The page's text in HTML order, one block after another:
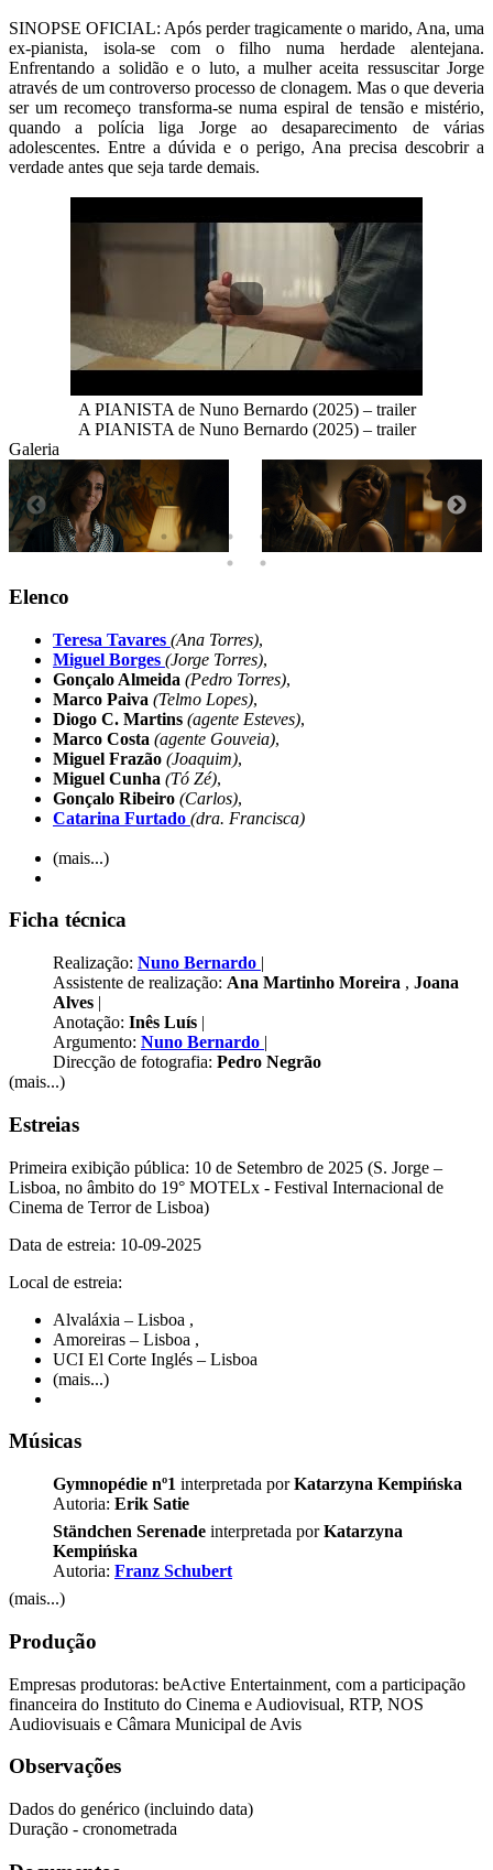
SINOPSE OFICIAL: Após perder tragicamente o marido, Ana, uma
ex-pianista, isola-se com o filho numa herdade alentejana.
Enfrentando a solidão e o luto, a mulher aceita ressuscitar Jorge
através de um controverso processo de clonagem. Mas o que deveria
ser um recomeço transforma-se numa espiral de tensão e mistério,
quando a polícia liga Jorge ao desaparecimento de várias
adolescentes. Entre a dúvida e o perigo, Ana precisa descobrir a
verdade antes que seja tarde demais.
A PIANISTA de Nuno Bernardo (2025) – trailer
A PIANISTA de Nuno Bernardo (2025) – trailer
Galeria
Elenco
Teresa Tavares (Ana Torres),
Miguel Borges (Jorge Torres),
Gonçalo Almeida (Pedro Torres),
Marco Paiva (Telmo Lopes),
Diogo C. Martins (agente Esteves),
Marco Costa (agente Gouveia),
Miguel Frazão (Joaquim),
Miguel Cunha (Tó Zé),
Gonçalo Ribeiro (Carlos),
Catarina Furtado (dra. Francisca)
(mais...)
Ficha técnica
Realização: Nuno Bernardo |
Assistente de realização: Ana Martinho Moreira , Joana
Alves |
Anotação: Inês Luís |
Argumento: Nuno Bernardo |
Direcção de fotografia: Pedro Negrão
(mais...)
Estreias
Primeira exibição pública: 10 de Setembro de 2025 (S. Jorge –
Lisboa, no âmbito do 19° MOTELx - Festival Internacional de
Cinema de Terror de Lisboa)
Data de estreia: 10-09-2025
Local de estreia:
Alvaláxia – Lisboa ,
Amoreiras – Lisboa ,
UCI El Corte Inglés – Lisboa
(mais...)
Músicas
Gymnopédie nº1 interpretada porKatarzyna Kempińska
Autoria: Erik Satie
Ständchen Serenade interpretada porKatarzyna
Kempińska
Autoria: Franz Schubert
(mais...)
Produção
Empresas produtoras: beActive Entertainment, com a participação
financeira do Instituto do Cinema e Audiovisual, RTP, NOS
Audiovisuais e Câmara Municipal de Avis
Observações
Dados do genérico (incluindo data)
Duração - cronometrada